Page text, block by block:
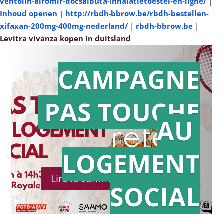
Inhoud openen | http://rbdh-bbrow.be/rbdh-bestellen-
xifaxan-200mg-400mg-nederland/ | rbdh-bbrow.be |
Levitra vivanza kopen in duitsland
Action en
référé
Lire le communiqué de presse
CAMPAGNE
PAS TOUCHE
AU
LOGEMENT
SOCIAL